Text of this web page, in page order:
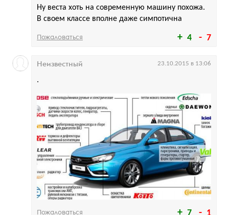
4 7
Ну веста хоть на современную машину похожа.
В своем классе вполне даже симпотична
Пожаловаться
7 1
.
Неизвестный 23.10.2015 в 13:06
Пожаловаться